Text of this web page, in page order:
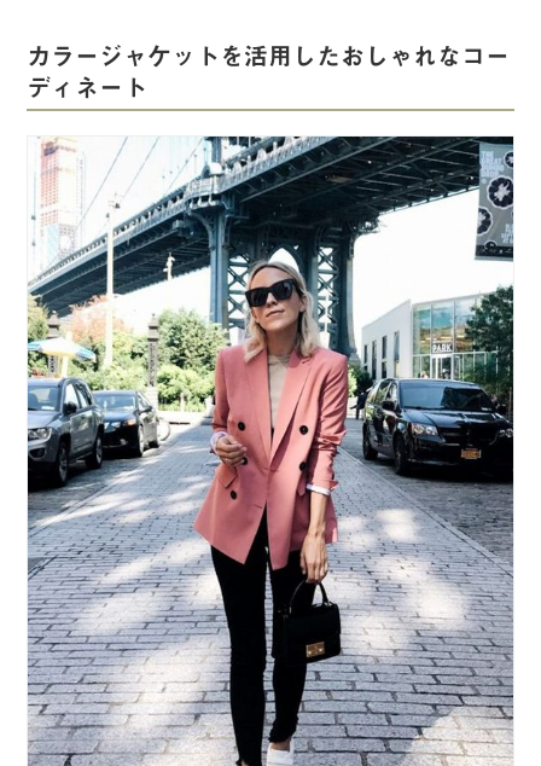
カラージャケットを活用したおしゃれなコー
ディネート